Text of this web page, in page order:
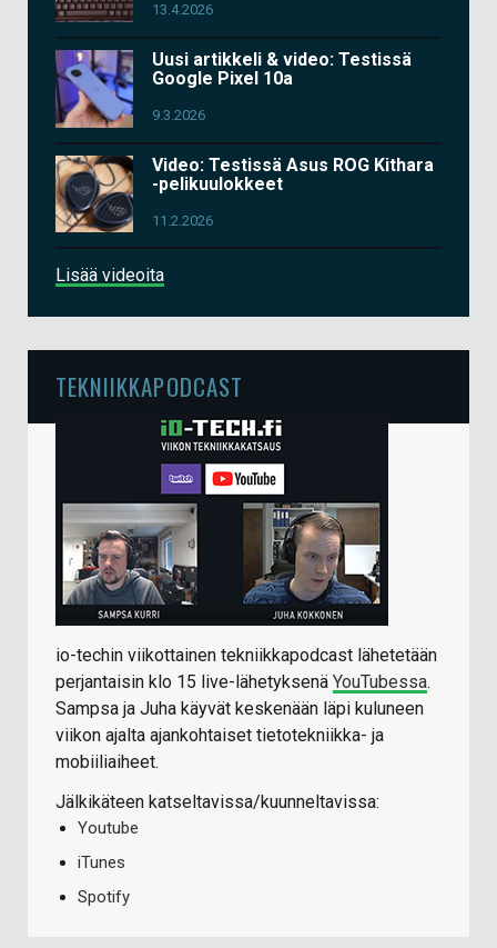
13.4.2026
Uusi artikkeli & video: Testissä
Google Pixel 10a
9.3.2026
Video: Testissä Asus ROG Kithara
-pelikuulokkeet
11.2.2026
Lisää videoita
TEKNIIKKAPODCAST
io-techin viikottainen tekniikkapodcast lähetetään
perjantaisin klo 15 live-lähetyksenä YouTubessa.
Sampsa ja Juha käyvät keskenään läpi kuluneen
viikon ajalta ajankohtaiset tietotekniikka- ja
mobiiliaiheet.
Jälkikäteen katseltavissa/kuunneltavissa:
Youtube
iTunes
Spotify